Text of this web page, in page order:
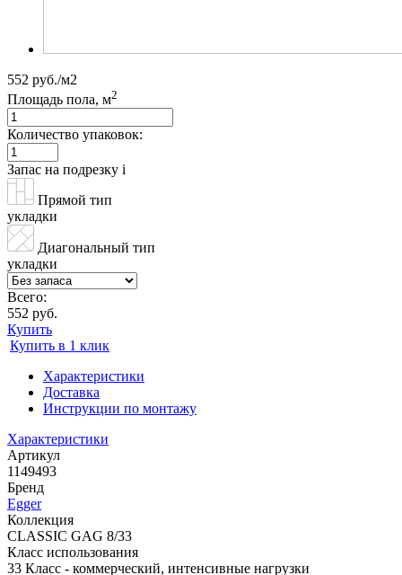
552 руб./м2
Площадь пола, м2
Количество упаковок:
Запас на подрезку i
Прямой тип
укладки
Диагональный тип
укладки
Всего:
552 руб.
Купить
Купить в 1 клик
Характеристики
Доставка
Инструкции по монтажу
Характеристики
Артикул
1149493
Бренд
Egger
Коллекция
CLASSIC GAG 8/33
Класс использования
33 Класс - коммерческий, интенсивные нагрузки